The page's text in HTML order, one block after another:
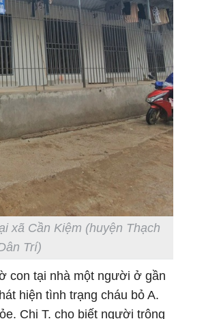
xã Cần Kiệm (huyện Thạch
Trí)
con tại nhà một người ở gần
hiện tình trạng cháu bỏ A.
. Chị T. cho biết người trông